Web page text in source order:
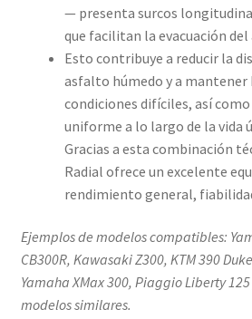
— presenta surcos
que facilitan la evacuación del
Esto contribuye a reducir la
asfalto húmedo y a mantener
condiciones difíciles, así
uniforme a lo largo de la vida
Gracias a esta combinación
Radial ofrece un excelente
rendimiento general,
Ejemplos de modelos compatibles:
CB300R, Kawasaki Z300, KTM 390
Yamaha XMax 300, Piaggio Liberty
modelos similares.